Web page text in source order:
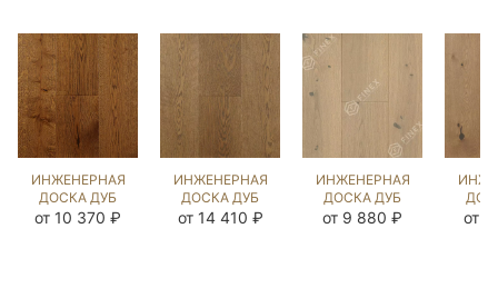
ИНЖЕНЕРНАЯ
ДОСКА ДУБ
18 ВЕК
от 10 370 ₽
ИНЖЕНЕРНАЯ
ДОСКА ДУБ
СТРЕЙВУД
от 14 410 ₽
ИНЖЕНЕРНАЯ
ДОСКА ДУБ
ЭЛЬМ
от 9 880 ₽ от